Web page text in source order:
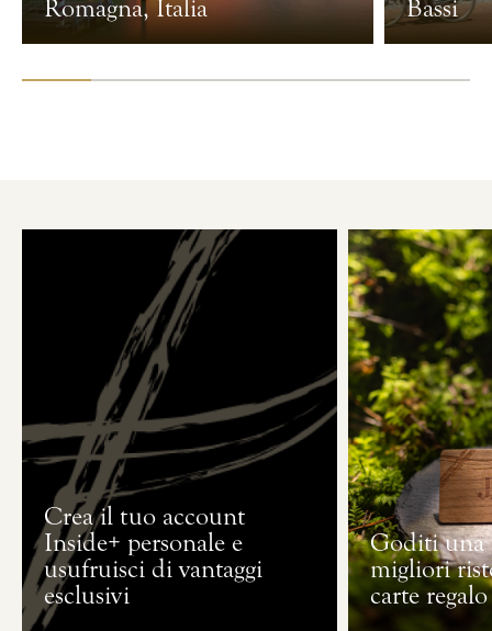
Romagna, Italia
Bassi
Crea il tuo account
Inside+ personale e
usufruisci di vantaggi
esclusivi
Goditi una
migliori
carte